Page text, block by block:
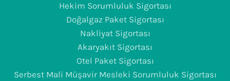
Hekim Sorumluluk Sigortası
Doğalgaz Paket Sigortası
Nakliyat Sigortası
Akaryakıt Sigortası
Otel Paket Sigortası
Serbest Mali Müşavir Mesleki Sorumluluk Sigortası